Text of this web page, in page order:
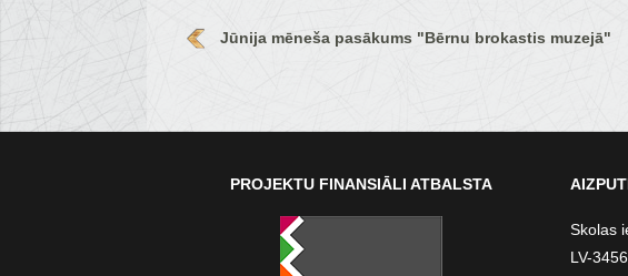
Jūnija mēneša pasākums "Bērnu brokastis muzejā"
PROJEKTU FINANSIĀLI ATBALSTA
Skolas
LV-3456